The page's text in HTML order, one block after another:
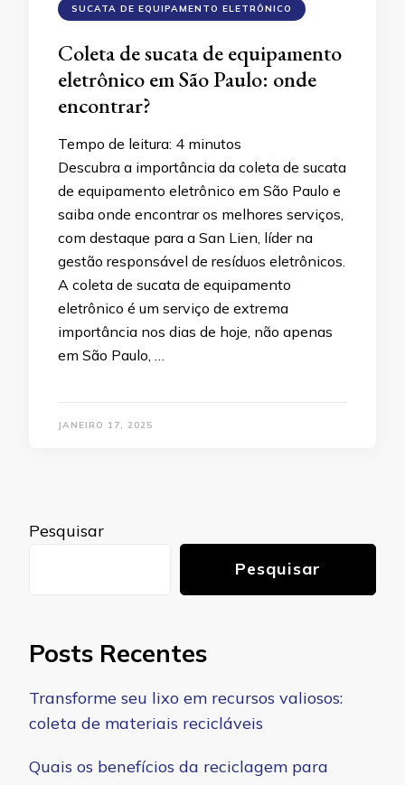
SUCATA DE EQUIPAMENTO ELETRÔNICO
Coleta de sucata de equipamento
eletrônico em São Paulo: onde
encontrar?
Tempo de leitura: 4 minutos
Descubra a importância da coleta de sucata
de equipamento eletrônico em São Paulo e
saiba onde encontrar os melhores serviços,
com destaque para a San Lien, líder na
gestão responsável de resíduos eletrônicos.
A coleta de sucata de equipamento
eletrônico é um serviço de extrema
importância nos dias de hoje, não apenas
em São Paulo, …
JANEIRO 17, 2025
Pesquisar
Pesquisar
Posts Recentes
Transforme seu lixo em recursos valiosos:
coleta de materiais recicláveis
Quais os benefícios da reciclagem para